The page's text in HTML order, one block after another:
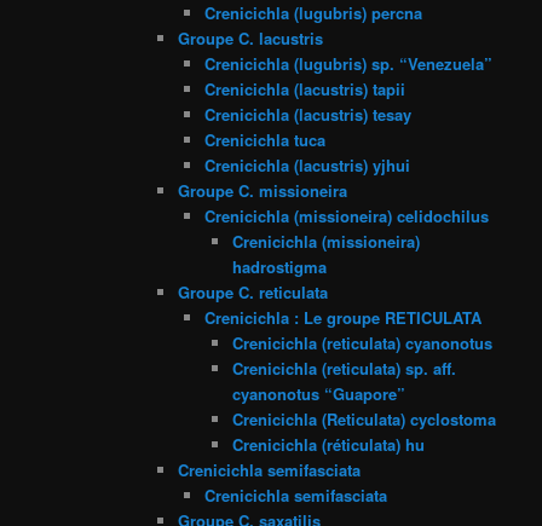
Crenicichla (lugubris) percna
Groupe C. lacustris
Crenicichla (lugubris) sp. “Venezuela”
Crenicichla (lacustris) tapii
Crenicichla (lacustris) tesay
Crenicichla tuca
Crenicichla (lacustris) yjhui
Groupe C. missioneira
Crenicichla (missioneira) celidochilus
Crenicichla (missioneira)
hadrostigma
Groupe C. reticulata
Crenicichla : Le groupe RETICULATA
Crenicichla (reticulata) cyanonotus
Crenicichla (reticulata) sp. aff.
cyanonotus “Guapore”
Crenicichla (Reticulata) cyclostoma
Crenicichla (réticulata) hu
Crenicichla semifasciata
Crenicichla semifasciata
Groupe C. saxatilis